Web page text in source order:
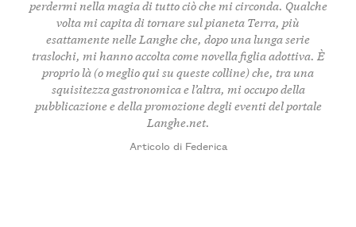
perdermi nella magia di tutto ciò che mi circonda. Qualche
volta mi capita di tornare sul pianeta Terra, più
esattamente nelle Langhe che, dopo una lunga serie
traslochi, mi hanno accolta come novella figlia adottiva. È
proprio là (o meglio qui su queste colline) che, tra una
squisitezza gastronomica e l’altra, mi occupo della
pubblicazione e della promozione degli eventi del portale
Langhe.net.
Articolo di Federica